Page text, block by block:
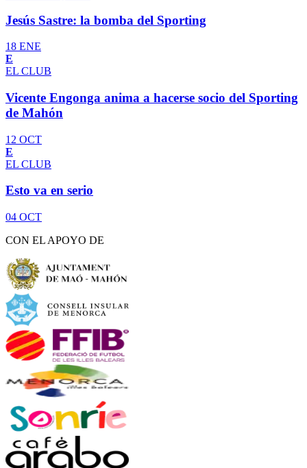
Jesús Sastre: la bomba del Sporting
18 ENE
E
EL CLUB
Vicente Engonga anima a hacerse socio del Sporting
de Mahón
12 OCT
E
EL CLUB
Esto va en serio
04 OCT
CON EL APOYO DE